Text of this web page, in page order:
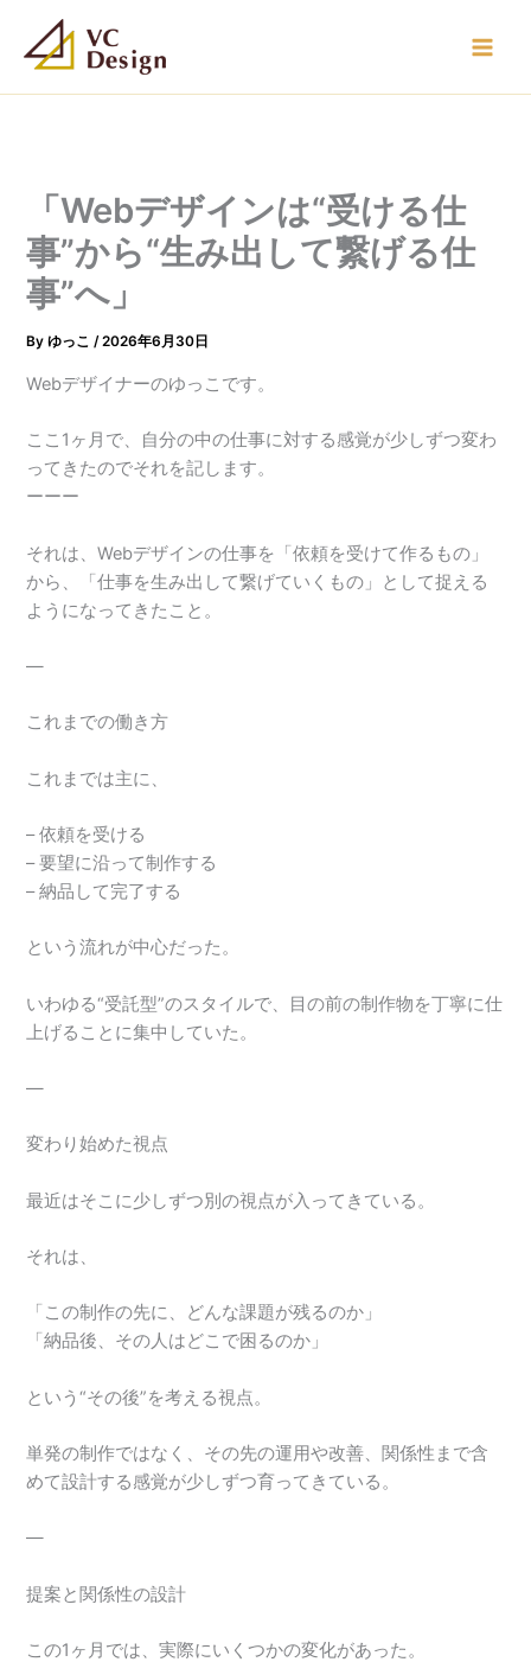
ス
「Webデザインは“受ける仕
事”から“生み出して繋げる仕
事”へ」
Byゆっこ/2026年6月30日
Webデザイナーのゆっこです。
ここ1ヶ月で、自分の中の仕事に対する感覚が少しずつ変わ
ってきたのでそれを記します。
ーーー
それは、Webデザインの仕事を「依頼を受けて作るもの」
から、「仕事を生み出して繋げていくもの」として捉える
ようになってきたこと。
—
これまでの働き方
これまでは主に、
– 依頼を受ける
– 要望に沿って制作する
– 納品して完了する
という流れが中心だった。
いわゆる“受託型”のスタイルで、目の前の制作物を丁寧に仕
上げることに集中していた。
—
変わり始めた視点
最近はそこに少しずつ別の視点が入ってきている。
それは、
「この制作の先に、どんな課題が残るのか」
「納品後、その人はどこで困るのか」
という“その後”を考える視点。
単発の制作ではなく、その先の運用や改善、関係性まで含
めて設計する感覚が少しずつ育ってきている。
—
提案と関係性の設計
この1ヶ月では、実際にいくつかの変化があった。